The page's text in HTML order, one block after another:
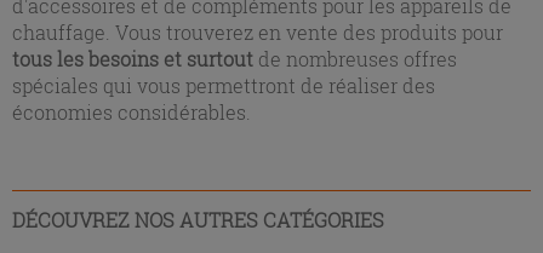
d'accessoires et de compléments pour les appareils de
chauffage. Vous trouverez en vente des produits pour
tous les besoins et surtout de nombreuses offres
spéciales qui vous permettront de réaliser des
économies considérables.
DÉCOUVREZ NOS AUTRES CATÉGORIES